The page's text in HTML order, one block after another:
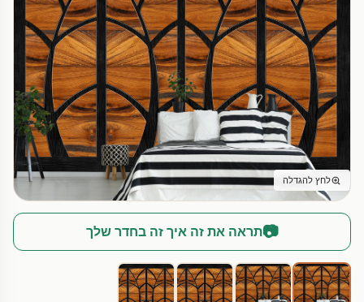
לחץ להגדלה
📷תראה את זה איך זה בחדר שלך